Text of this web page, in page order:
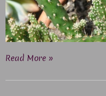
Read More »